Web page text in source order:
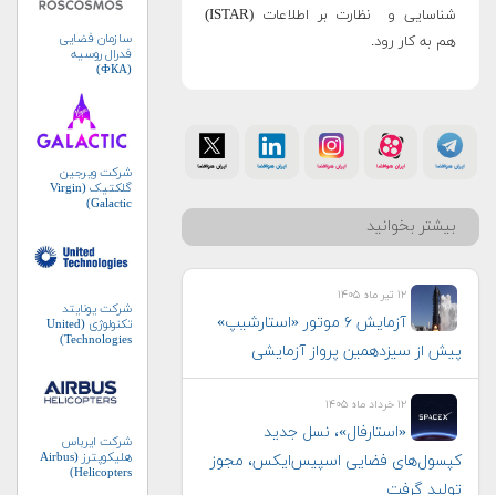
شناسایی و نظارت بر اطلاعات (ISTAR)
هم به کار رود.
بیشتر بخوانید
۱۲ تیر ماه ۱۴۰۵
آزمایش ۶ موتور «استارشیپ»
پیش از سیزدهمین پرواز آزمایشی
۱۲ خرداد ماه ۱۴۰۵
«استارفال»، نسل جدید
کپسول‌های فضایی اسپیس‌ایکس، مجوز
تولید گرفت
سازمان فضایی
فدرال روسیه
(ФКА)
شرکت ویرجین
گلکتیک (Virgin
Galactic)
شرکت یونایتد
تکنولوژی (United
Technologies)
شرکت ایرباس
هلیکوپترز (Airbus
Helicopters)